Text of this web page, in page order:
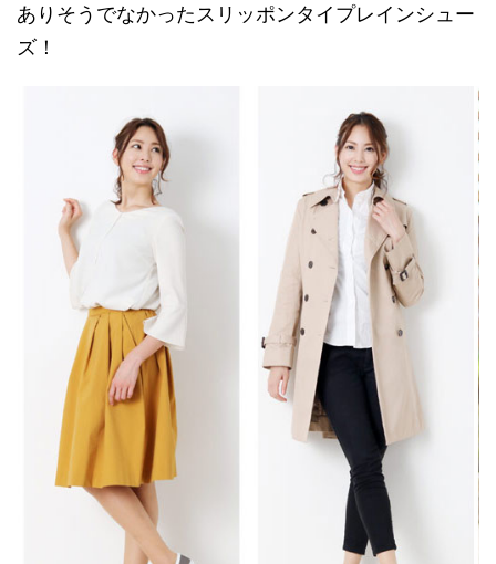
ありそうでなかったスリッポンタイプレインシュー
ズ！